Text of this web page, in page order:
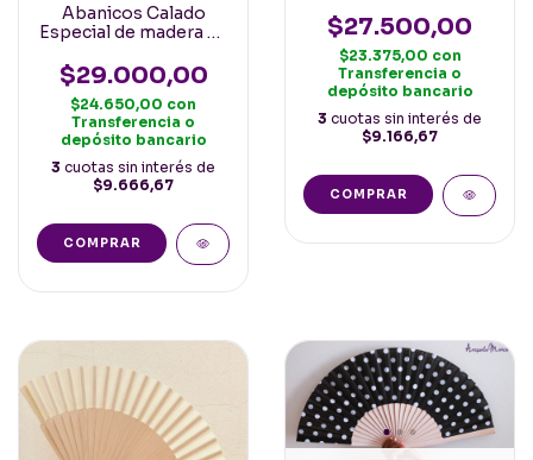
Abanicos Calado
Especial de madera de
23cm
$29.000,00
$24.650,00 con
Transferencia o
depósito bancario
3 cuotas sin interés de
$9.666,67
ambas caras con
Flores
$27.500,00
$23.375,00 con
Transferencia o
depósito bancario
3 cuotas sin interés de
$9.166,67
COMPRAR